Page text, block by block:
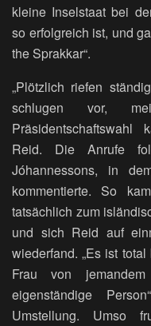
kleine Inselstaat bei
so erfolgreich ist, und
the Sprakkar“.
„Plötzlich riefen
schlugen vor,
Präsidentschaftswahl
Reid. Die Anrufe
Jóhannessons, in
kommentierte. So
tatsächlich zum
und sich Reid auf
wiederfand. „Es ist
Frau von
eigenständige
Umstellung. Umso